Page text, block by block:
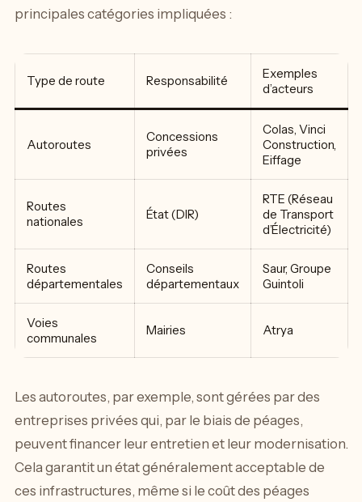
principales catégories impliquées :
Type de route Responsabilité
Exemples
d’acteurs
Autoroutes
Concessions
privées
Colas, Vinci
Construction,
Eiffage
Routes
nationales
État (DIR)
RTE (Réseau
de Transport
d’Électricité)
Routes
départementales
Conseils
départementaux
Saur, Groupe
Guintoli
Voies
communales
Mairies Atrya
Les autoroutes, par exemple, sont gérées par des
entreprises privées qui, par le biais de péages,
peuvent financer leur entretien et leur modernisation.
Cela garantit un état généralement acceptable de
ces infrastructures, même si le coût des péages